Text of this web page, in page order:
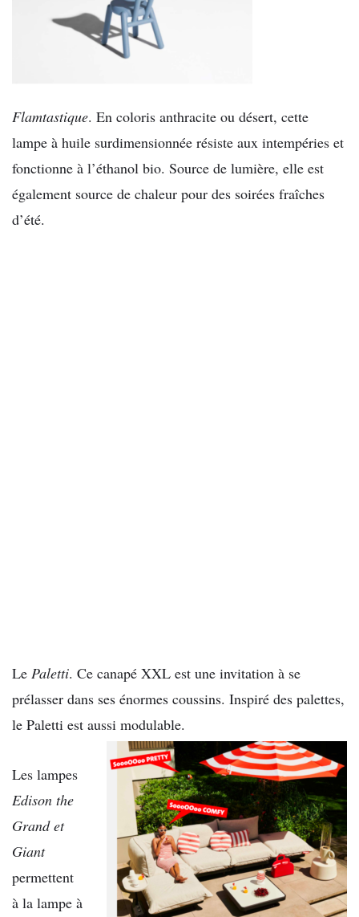
Flamtastique. En coloris anthracite ou désert, cette
lampe à huile surdimensionnée résiste aux intempéries et
fonctionne à l’éthanol bio. Source de lumière, elle est
également source de chaleur pour des soirées fraîches
d’été.
Le Paletti. Ce canapé XXL est une invitation à se
prélasser dans ses énormes coussins. Inspiré des palettes,
le Paletti est aussi modulable.
Les lampes
Edison the
Grand et
Giant
permettent
à la lampe à